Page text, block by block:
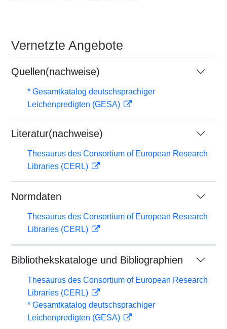
Vernetzte Angebote
Quellen(nachweise)
* Gesamtkatalog deutschsprachiger
Leichenpredigten (GESA)
Literatur(nachweise)
Thesaurus des Consortium of European Research
Libraries (CERL)
Normdaten
Thesaurus des Consortium of European Research
Libraries (CERL)
Bibliothekskataloge und Bibliographien
Thesaurus des Consortium of European Research
Libraries (CERL)
* Gesamtkatalog deutschsprachiger
Leichenpredigten (GESA)